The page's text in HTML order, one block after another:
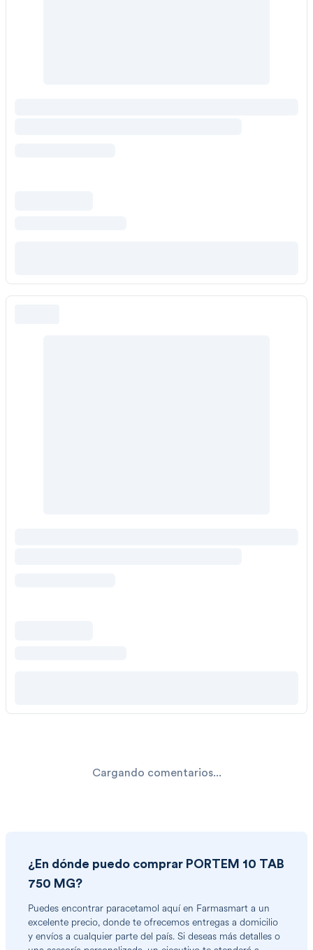
Cargando comentarios...
¿En dónde puedo comprar PORTEM 10 TAB
750 MG?
Puedes encontrar paracetamol aquí en Farmasmart a un
excelente precio, donde te ofrecemos entregas a domicilio
y envíos a cualquier parte del país. Si deseas más detalles o